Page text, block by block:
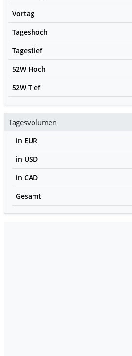
Vortag
Tageshoch
Tagestief
52W Hoch
52W Tief
Tagesvolumen
in EUR
in USD
in CAD
Gesamt